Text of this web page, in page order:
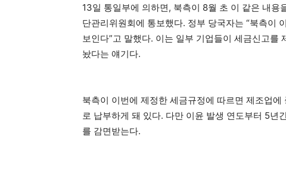
13일 통일부에 의하면, 북측이 8월 초 이 같은 내용
단관리위원회에 통보했다. 정부 당국자는 “북측이
보인다”고 말했다. 이는 일부 기업들이 세금신고를
놨다는 얘기다.
북측이 이번에 제정한 세금규정에 따르면 제조업
로 납부하게 돼 있다. 다만 이윤 발생 연도부터 5년
를 감면받는다.